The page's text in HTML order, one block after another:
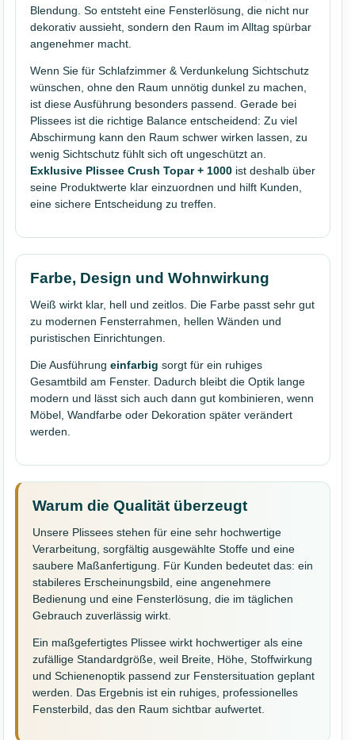
Blendung. So entsteht eine Fensterlösung, die nicht nur
dekorativ aussieht, sondern den Raum im Alltag spürbar
angenehmer macht.
Wenn Sie für Schlafzimmer & Verdunkelung Sichtschutz
wünschen, ohne den Raum unnötig dunkel zu machen,
ist diese Ausführung besonders passend. Gerade bei
Plissees ist die richtige Balance entscheidend: Zu viel
Abschirmung kann den Raum schwer wirken lassen, zu
wenig Sichtschutz fühlt sich oft ungeschützt an.
Exklusive Plissee Crush Topar + 1000 ist deshalb über
seine Produktwerte klar einzuordnen und hilft Kunden,
eine sichere Entscheidung zu treffen.
Farbe, Design und Wohnwirkung
Weiß wirkt klar, hell und zeitlos. Die Farbe passt sehr gut
zu modernen Fensterrahmen, hellen Wänden und
puristischen Einrichtungen.
Die Ausführung einfarbig sorgt für ein ruhiges
Gesamtbild am Fenster. Dadurch bleibt die Optik lange
modern und lässt sich auch dann gut kombinieren, wenn
Möbel, Wandfarbe oder Dekoration später verändert
werden.
Warum die Qualität überzeugt
Unsere Plissees stehen für eine sehr hochwertige
Verarbeitung, sorgfältig ausgewählte Stoffe und eine
saubere Maßanfertigung. Für Kunden bedeutet das: ein
stabileres Erscheinungsbild, eine angenehmere
Bedienung und eine Fensterlösung, die im täglichen
Gebrauch zuverlässig wirkt.
Ein maßgefertigtes Plissee wirkt hochwertiger als eine
zufällige Standardgröße, weil Breite, Höhe, Stoffwirkung
und Schienenoptik passend zur Fenstersituation geplant
werden. Das Ergebnis ist ein ruhiges, professionelles
Fensterbild, das den Raum sichtbar aufwertet.